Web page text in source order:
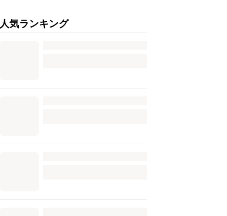
人気ランキング